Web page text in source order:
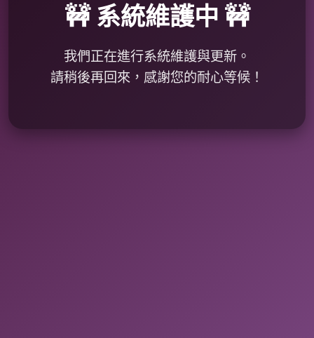
🚧 系統維護中 🚧
我們正在進行系統維護與更新。
請稍後再回來，感謝您的耐心等候！